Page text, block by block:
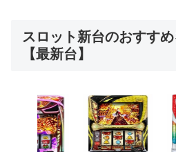
スロット新台のおすす
【最新台】